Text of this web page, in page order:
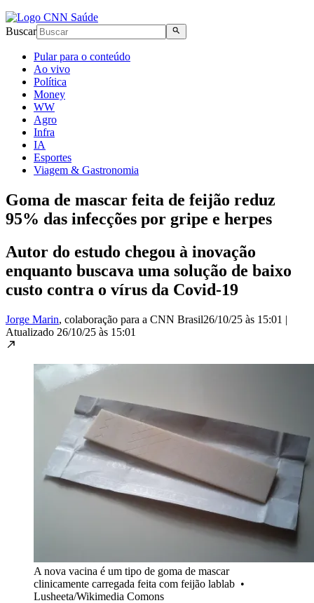
Buscar
Pular para o conteúdo
Ao vivo
Política
Money
WW
Agro
Infra
IA
Esportes
Viagem & Gastronomia
Goma de mascar feita de feijão reduz
95% das infecções por gripe e herpes
Autor do estudo chegou à inovação
enquanto buscava uma solução de baixo
custo contra o vírus da Covid-19
Jorge Marin, colaboração para a CNN Brasil26/10/25 às 15:01 |
Atualizado 26/10/25 às 15:01
A nova vacina é um tipo de goma de mascar
clinicamente carregada feita com feijão lablab •
Lusheeta/Wikimedia Comons